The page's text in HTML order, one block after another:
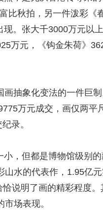
比秋拍，另一件泼彩《
。张大千3000万元以
万元，《钩金朱荷》
抽象化变法的一件巨制
万元成交，画仅两平
录。
，但都是博物馆级别的
水的代表作，1.95亿元
说明了画的精彩程度。
场表现。